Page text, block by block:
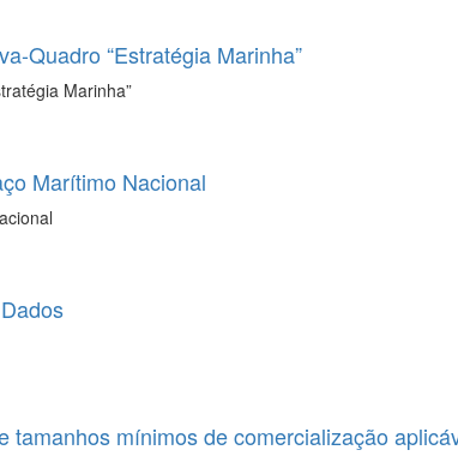
Quadro “Estratégia Marinha”
Marinha”
Marítimo Nacional
tamanhos mínimos de comercialização